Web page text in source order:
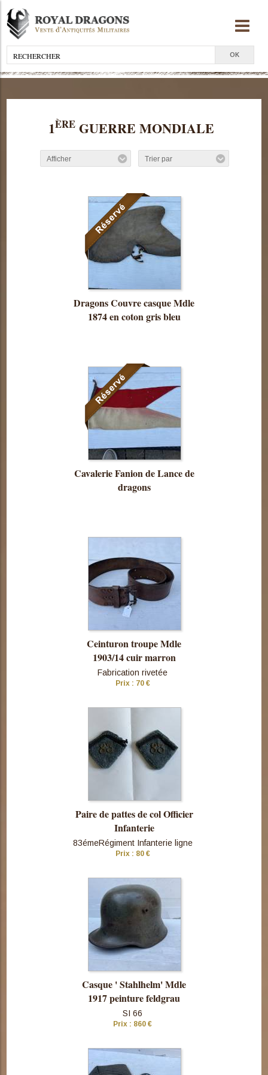
1ÈREGUERRE MONDIALE
Afficher Trier par
cette pièce
Dragons Couvre casque Mdle
1874 en coton gris bleu
cette pièce
Cavalerie Fanion de Lance de
dragons
cette pièce
Ceinturon troupe Mdle
1903/14 cuir marron
Fabrication rivetée
Prix : 70 €
cette pièce
Paire de pattes de col Officier
Infanterie
83émeRégiment Infanterie ligne
Prix : 80 €
cette pièce
Casque ' Stahlhelm' Mdle
1917 peinture feldgrau
SI 66
Prix : 860 €